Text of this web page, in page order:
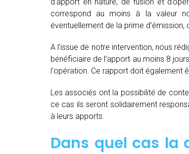
correspond au moins à la valeur
éventuellement de la prime
A l’issue de notre intervention, nous
bénéficiaire de l’apport au moins 8
l‘opération. Ce rapport doit également
Les associés ont la possibilité de
ce cas ils seront solidairement
à leurs apports.
Dans quel cas la